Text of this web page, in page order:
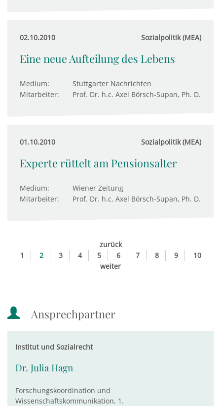
02.10.2010 Sozialpolitik (MEA)
Eine neue Aufteilung des Lebens
Medium:
Stuttgarter Nachrichten
Mitarbeiter:
Prof. Dr. h.c. Axel Börsch-Supan, Ph. D.
01.10.2010 Sozialpolitik (MEA)
Experte rüttelt am Pensionsalter
Medium:
Wiener Zeitung
Mitarbeiter:
Prof. Dr. h.c. Axel Börsch-Supan, Ph. D.
zurück
1
2 3 4 5 6 7 8 9
10
weiter
Ansprechpartner
Institut und Sozialrecht
Dr. Julia Hagn
Forschungskoordination und
Wissenschaftskommunikation, 1.